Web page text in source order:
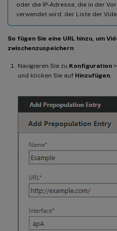
oder die IP-Adresse, die in der
verwendet wird, der Liste der
So fügen Sie eine URL hinzu, um
zwischenzuspeichern:
Navigieren Sie zu Konfiguration >
und klicken Sie auf Hinzufügen